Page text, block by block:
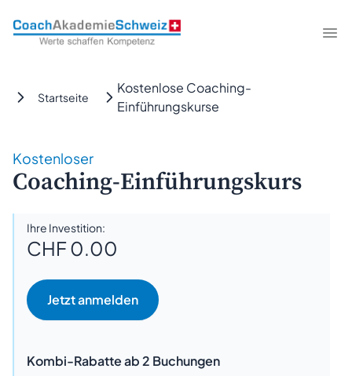
CoachAkademieSchweiz
Startseite
Kostenlose Coaching-
Einführungskurse
Kostenloser
Coaching-Einführungskurs
Ihre Investition:
CHF 0.00
Kombi-Rabatte ab 2 Buchungen